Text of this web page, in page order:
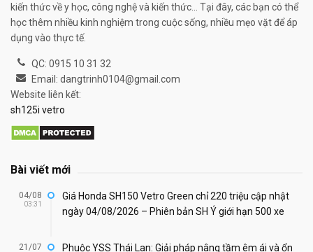
kiến thức về y học, công nghệ và kiến thức... Tại đây, các bạn có thể
học thêm nhiều kinh nghiệm trong cuộc sống, nhiều mẹo vặt để áp
dụng vào thực tế.
QC: 0915 10 31 32
Email: dangtrinh0104@gmail.com
Website liên kết:
sh125i vetro
Bài viết mới
04/08
03:31
Giá Honda SH150 Vetro Green chỉ 220 triệu cập nhật
ngày 04/08/2026 – Phiên bản SH Ý giới hạn 500 xe
21/07
Phuộc YSS Thái Lan: Giải pháp nâng tầm êm ái và ổn